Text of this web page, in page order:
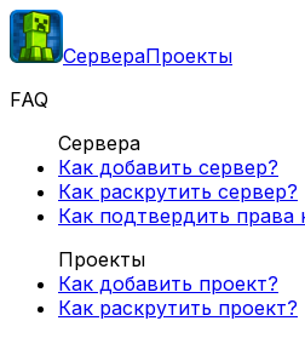
СервераПроекты
FAQ
Сервера
Как добавить сервер?
Как раскрутить сервер?
Как подтвердить права
Проекты
Как добавить проект?
Как раскрутить проект?